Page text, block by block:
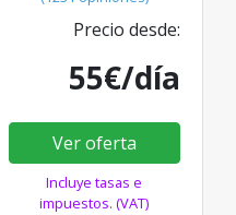
Precio desde:
55€/día
Ver oferta
Incluye tasas e
impuestos. (VAT)